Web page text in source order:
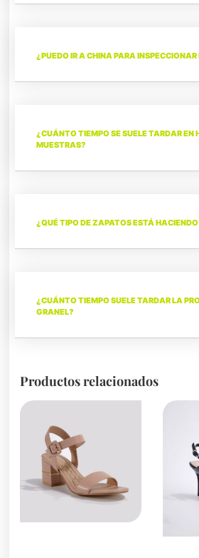
¿PUEDO IR A CHINA PARA INSPECCIONAR
¿CUÁNTO TIEMPO SE SUELE TARDAR EN
MUESTRAS?
¿QUÉ TIPO DE ZAPATOS ESTÁ
¿CUÁNTO TIEMPO SUELE TARDAR LA
GRANEL?
Productos relacionados